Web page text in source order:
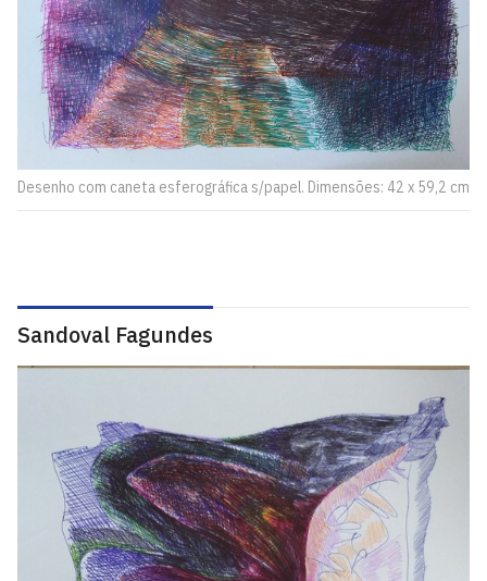
Desenho com caneta esferográfica s/papel. Dimensões: 42 x 59,2 cm
Sandoval Fagundes